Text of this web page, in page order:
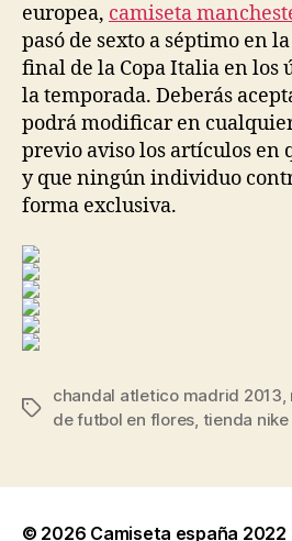
europea, camiseta
pasó de sexto a séptimo en
final de la Copa Italia en los
la temporada. Deberás
podrá modificar en
previo aviso los artículos en
y que ningún individuo
forma exclusiva.
Etiquetas
chandal atletico madrid 2013
de futbol en flores tienda
© 2026 Camiseta españa 2022